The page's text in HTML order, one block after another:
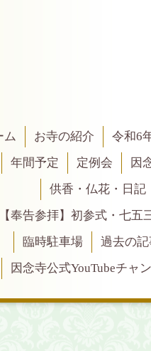
ム お寺の紹介 令和6
年間予定
定例会 因
供香・仏花・日記
【奉告参拝】初参式・七五
臨時駐車場
過去の
因念寺公式YouTubeチャ